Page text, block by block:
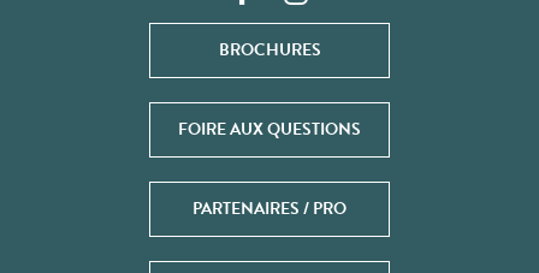
BROCHURES
FOIRE AUX QUESTIONS
PARTENAIRES / PRO